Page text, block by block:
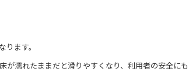
ます。
が濡れたままだと滑りやすくなり、利用者の安全にも